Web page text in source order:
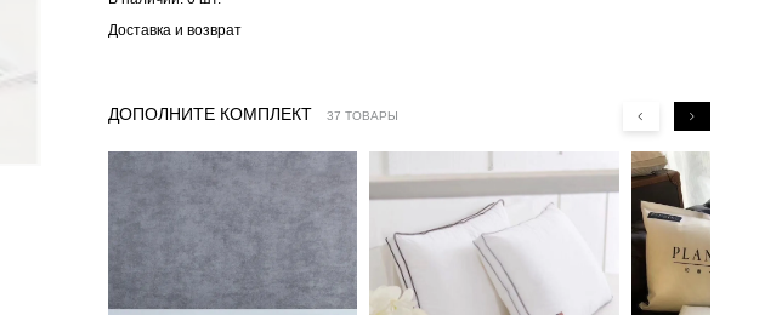
Доставка и возврат
ДОПОЛНИТЕ КОМПЛЕКТ 37 ТОВАРЫ